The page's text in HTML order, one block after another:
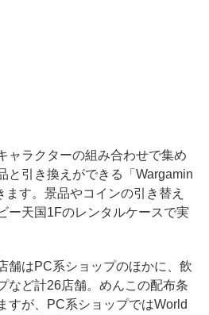
ラクターの組み合わせで集め
と引き換えができる「Wargamin
す。景品やコインの引き替え
ー天国1Fのレンタルケースで実
舗はPC系ショップのほかに、飲
など計26店舗。めんこの配布条
すが、PC系ショップではWorld